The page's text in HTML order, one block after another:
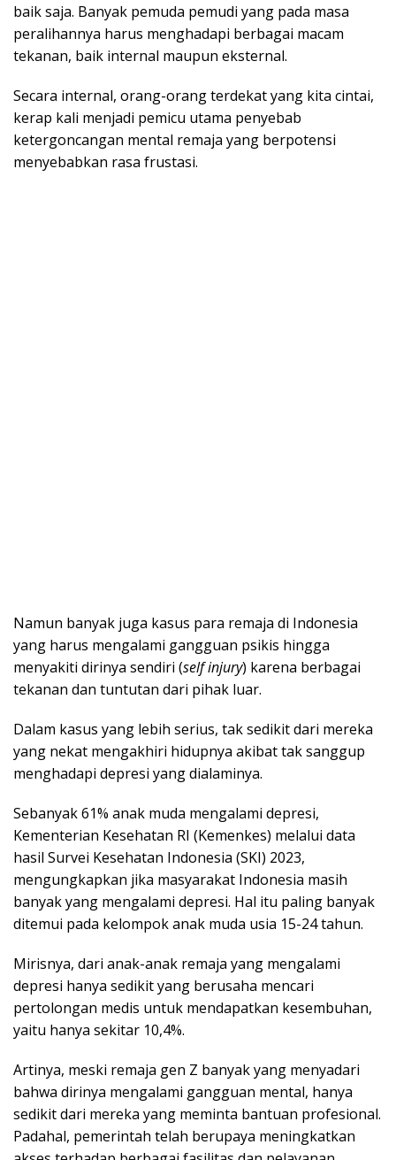
baik saja. Banyak pemuda pemudi yang pada masa
peralihannya harus menghadapi berbagai macam
tekanan, baik internal maupun eksternal.
Secara internal, orang-orang terdekat yang kita cintai,
kerap kali menjadi pemicu utama penyebab
ketergoncangan mental remaja yang berpotensi
menyebabkan rasa frustasi.
Namun banyak juga kasus para remaja di Indonesia
yang harus mengalami gangguan psikis hingga
menyakiti dirinya sendiri (self injury) karena berbagai
tekanan dan tuntutan dari pihak luar.
Dalam kasus yang lebih serius, tak sedikit dari mereka
yang nekat mengakhiri hidupnya akibat tak sanggup
menghadapi depresi yang dialaminya.
Sebanyak 61% anak muda mengalami depresi,
Kementerian Kesehatan RI (Kemenkes) melalui data
hasil Survei Kesehatan Indonesia (SKI) 2023,
mengungkapkan jika masyarakat Indonesia masih
banyak yang mengalami depresi. Hal itu paling banyak
ditemui pada kelompok anak muda usia 15-24 tahun.
Mirisnya, dari anak-anak remaja yang mengalami
depresi hanya sedikit yang berusaha mencari
pertolongan medis untuk mendapatkan kesembuhan,
yaitu hanya sekitar 10,4%.
Artinya, meski remaja gen Z banyak yang menyadari
bahwa dirinya mengalami gangguan mental, hanya
sedikit dari mereka yang meminta bantuan profesional.
Padahal, pemerintah telah berupaya meningkatkan